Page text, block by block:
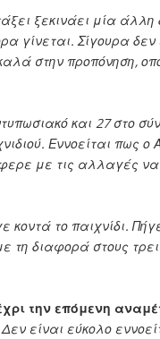
ξεκινάει μία
γίνεται. Σίγουρα δεν
στην προπόνηση,
και 27 στο
Εννοείται πως ο
με τις αλλαγές
το παιχνίδι.
διαφορά στους
την επόμενη
είναι εύκολο